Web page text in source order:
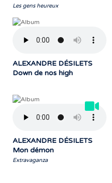
Les gens heureux
ALEXANDRE DÉSILETS
Down de nos high
ALEXANDRE DÉSILETS
Mon démon
Extravaganza